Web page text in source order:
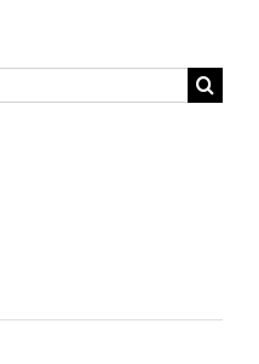
pályázat a hazai
termelőknek